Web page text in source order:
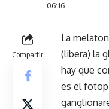
06:16
Compartir
La
(libera) la
hay que
es el